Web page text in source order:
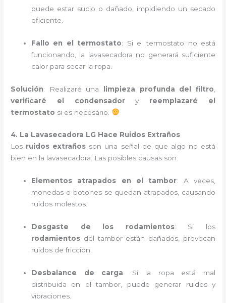
puede estar sucio o dañado, impidiendo un secado
eficiente.
Fallo en el termostato: Si el termostato no está
funcionando, la lavasecadora no generará suficiente
calor para secar la ropa.
Solución: Realizaré una limpieza profunda del filtro
verificaré el condensadory reemplazaré el
termostato si es necesario.
4. La Lavasecadora LG Hace Ruidos Extraños
Los ruidos extraños son una señal de que algo no está
bien en la lavasecadora. Las posibles causas son:
Elementos atrapados en el tambor: A veces,
monedas o botones se quedan atrapados, causando
ruidos molestos.
Desgaste de los rodamientos: Si los
rodamientos del tambor están dañados, provocan
ruidos de fricción.
Desbalance de carga: Si la ropa está mal
distribuida en el tambor, puede generar ruidos y
vibraciones.